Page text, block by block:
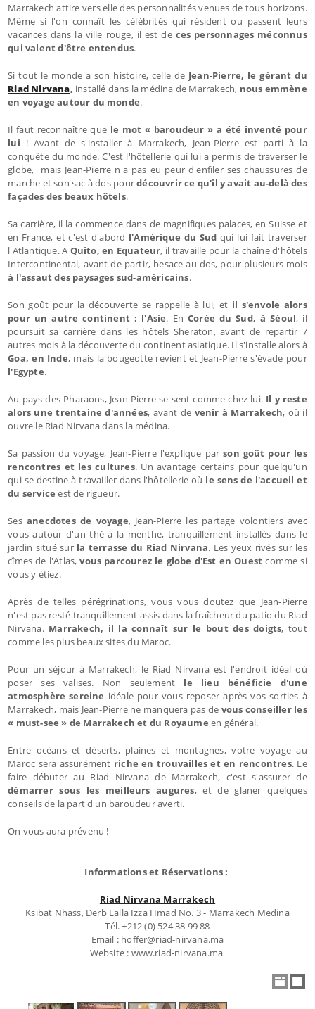
Marrakech attire vers elle des personnalités venues de tous horizons.
Même si l'on connaît les célébrités qui résident ou passent leurs
vacances dans la ville rouge, il est deces personnages méconnus
qui valent d'être entendus.
Si tout le monde a son histoire, celle de Jean-Pierre, le gérant du
Riad Nirvana, installé dans la médina de Marrakech, nous emmène
en voyage autour du monde.
Il faut reconnaître que le mot « baroudeur » a été inventé pour
lui ! Avant de s'installer à Marrakech, Jean-Pierre est parti à la
conquête du monde. C'est l'hôtellerie qui lui a permis de traverser le
globe, mais Jean-Pierre n'a pas eu peur d'enfiler ses chaussures de
marche et son sac à dos pourdécouvrir ce qu'il y avait au-delà des
façades des beaux hôtels.
Sa carrière, il la commence dans de magnifiques palaces, en Suisse et
en France, et c'est d'abord l'Amérique du Sud qui lui fait traverser
l'Atlantique. A Quito, en Equateur, il travaille pour la chaîne d'hôtels
Intercontinental, avant de partir, besace au dos, pour plusieurs mois
à l'assaut des paysages sud-américains.
Son goût pour la découverte se rappelle à lui, et il s'envole alors
pour un autre continent : l'Asie. En Corée du Sud, à Séoul, il
poursuit sa carrière dans les hôtels Sheraton, avant de repartir 7
autres mois à la découverte du continent asiatique. Il s'installe alors à
Goa, en Inde, mais la bougeotte revient et Jean-Pierre s'évade pour
l'Egypte.
Au pays des Pharaons, Jean-Pierre se sent comme chez lui. Il y reste
alors une trentaine d'années, avant de venir à Marrakech, où il
ouvre le Riad Nirvana dans la médina.
Sa passion du voyage, Jean-Pierre l'explique parson goût pour les
rencontres et les cultures. Un avantage certains pour quelqu'un
qui se destine à travailler dans l'hôtellerie où le sens de l'accueil et
du service est de rigueur.
Ses anecdotes de voyage, Jean-Pierre les partage volontiers avec
vous autour d'un thé à la menthe, tranquillement installés dans le
jardin situé surla terrasse du Riad Nirvana. Les yeux rivés sur les
cîmes de l'Atlas,vous parcourez le globe d'Est en Ouest comme si
vous y étiez.
Après de telles pérégrinations, vous vous doutez que Jean-Pierre
n'est pas resté tranquillement assis dans la fraîcheur du patio du Riad
Nirvana. Marrakech, il la connaît sur le bout des doigts, tout
comme les plus beaux sites du Maroc.
Pour un séjour à Marrakech, le Riad Nirvana est l'endroit idéal où
poser ses valises. Non seulement le lieu bénéficie d'une
atmosphère sereine idéale pour vous reposer après vos sorties à
Marrakech, mais Jean-Pierre ne manquera pas de vous conseiller les
« must-see » de Marrakech et du Royaume en général.
Entre océans et déserts, plaines et montagnes, votre voyage au
Maroc sera assurément riche en trouvailles et en rencontres. Le
faire débuter au Riad Nirvana de Marrakech, c'est s'assurer de
démarrer sous les meilleurs augures, et de glaner quelques
conseils de la part d'un baroudeur averti.
On vous aura prévenu !
Informations et Réservations :
Riad Nirvana Marrakech
Ksibat Nhass, Derb Lalla Izza Hmad No. 3 - Marrakech Medina
Tél. +212 (0) 524 38 99 88
Email : hoffer@riad-nirvana.ma
Website : www.riad-nirvana.ma